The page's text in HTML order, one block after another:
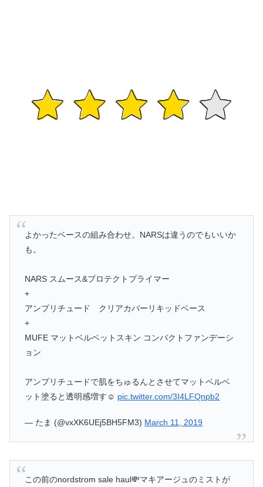
よかったベースの組み合わせ。NARSは違うのでもいいか
も。
NARS スムース&プロテクトプライマー
+
アンプリチュード クリアカバーリキッドベース
+
MUFE マットベルベットスキン コンパクトファンデーシ
ョン
アンプリチュードで肌をちゅるんとさせてマットベルベ
ット塗ると透明感増す☺ pic.twitter.com/3I4LFQnpb2
— たま (@vxXK6UEj5BH5FM3) March 11, 2019
この前のnordstrom sale haul💸マキアージュのミストが